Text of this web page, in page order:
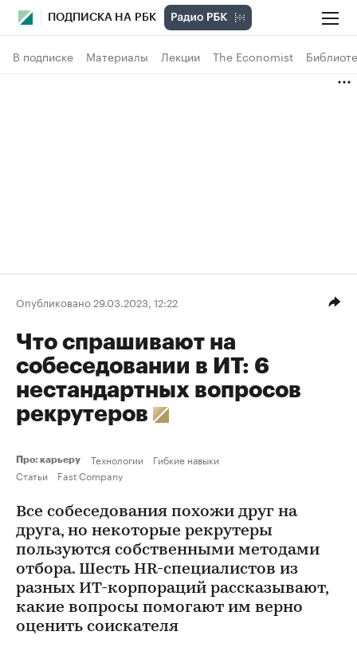
ПОДПИСКА НА РБК
В подписке Материалы Лекции The Economist
Опубликовано 29.03.2023, 12:22
Что спрашивают на
собеседовании в ИТ: 6
нестандартных вопросов
рекрутеров
Про: карьеру Технологии
Гибкие навыки
Статьи
Fast Company
Все собеседования похожи друг на
друга, но некоторые рекрутеры
пользуются собственными методами
отбора. Шесть HR-специалистов из
разных ИТ-корпораций рассказывают,
какие вопросы помогают им верно
оценить соискателя